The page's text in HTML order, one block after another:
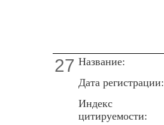
27 Название:
Дата регистрации:
Индекс
цитируемости: